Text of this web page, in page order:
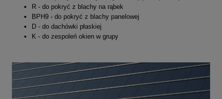
R - do pokryć z blachy na rąbek
BPH9 - do pokryć z blachy panelowej
D - do dachówki płaskiej
K - do zespoleń okien w grupy